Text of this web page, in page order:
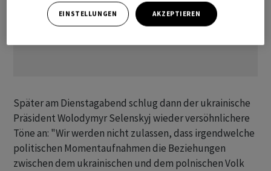
Später am Dienstagabend schlug dann der ukrainische
Präsident Wolodymyr Selenskyj wieder versöhnlichere
Töne an: "Wir werden nicht zulassen, dass irgendwelche
politischen Momentaufnahmen die Beziehungen
zwischen dem ukrainischen und dem polnischen Volk
EINSTELLUNGEN AKZEPTIEREN